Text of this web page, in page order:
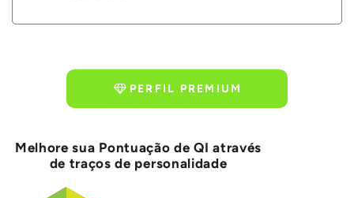
PERFIL PREMIUM
Melhore sua Pontuação de QI através
de traços de personalidade